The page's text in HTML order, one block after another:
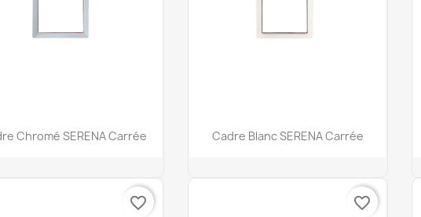
Aperçu rapide
Chromé SERENA Carrée Aperçu rapide
Cadre Blanc SERENA Carrée
favorite_border favorite_border